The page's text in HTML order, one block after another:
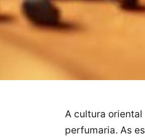
A cultura
perfumaria. As